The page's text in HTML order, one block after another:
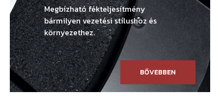
Megbízható fékteljesítmény
bármilyen vezetési stílushoz és
környezethez.
BŐVEBBEN